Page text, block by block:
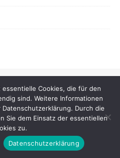
vonWP Royal.
Cookies, die für den
sind. Weitere Informationen
Durch die
Sie dem Einsatz der essentiellen
zu.
Datenschutzerklärung